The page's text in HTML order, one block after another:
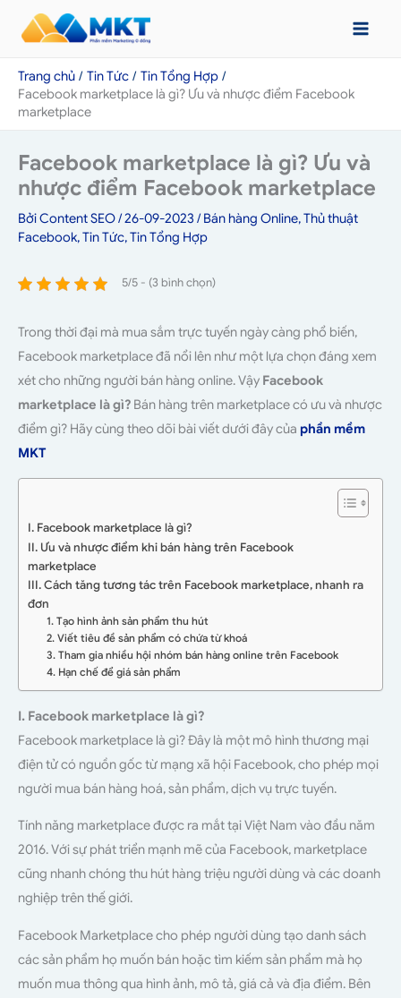
dungTrang chủ Tin Tức
Tin Tổng Hợp
Facebook marketplace là gì? Ưu và nhược điểm Facebook
marketplace
Facebook marketplace là gì? Ưu và
nhược điểm Facebook marketplace
BởiContent SEO/26-09-2023 /Bán hàng Online,Thủ thuật
Facebook,Tin Tức,Tin Tổng Hợp
5/5 - (3 bình chọn)
Trong thời đại mà mua sắm trực tuyến ngày càng phổ biến,
Facebook marketplace đã nổi lên như một lựa chọn đáng xem
xét cho những người bán hàng online. Vậy Facebook
marketplace là gì? Bán hàng trên marketplace có ưu và nhược
điểm gì? Hãy cùng theo dõi bài viết dưới đây của phần mềm
MKT
I. Facebook marketplace là gì?
II. Ưu và nhược điểm khi bán hàng trên Facebook
marketplace
III. Cách tăng tương tác trên Facebook marketplace, nhanh ra
đơn
1. Tạo hình ảnh sản phẩm thu hút
2. Viết tiêu đề sản phẩm có chứa từ khoá
3. Tham gia nhiều hội nhóm bán hàng online trên Facebook
4. Hạn chế để giá sản phẩm
I. Facebook marketplace là gì?
Facebook marketplace là gì? Đây là một mô hình thương mại
điện tử có nguồn gốc từ mạng xã hội Facebook, cho phép mọi
người mua bán hàng hoá, sản phẩm, dịch vụ trực tuyến.
Tính năng marketplace được ra mắt tại Việt Nam vào đầu năm
2016. Với sự phát triển mạnh mẽ của Facebook, marketplace
cũng nhanh chóng thu hút hàng triệu người dùng và các doanh
nghiệp trên thế giới.
Facebook Marketplace cho phép người dùng tạo danh sách
các sản phẩm họ muốn bán hoặc tìm kiếm sản phẩm mà họ
muốn mua thông qua hình ảnh, mô tả, giá cả và địa điểm. Bên